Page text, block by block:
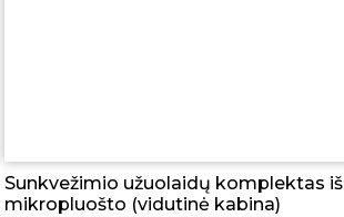
Sunkvežimio užuolaidų komplektas iš
mikropluošto (vidutinė kabina)